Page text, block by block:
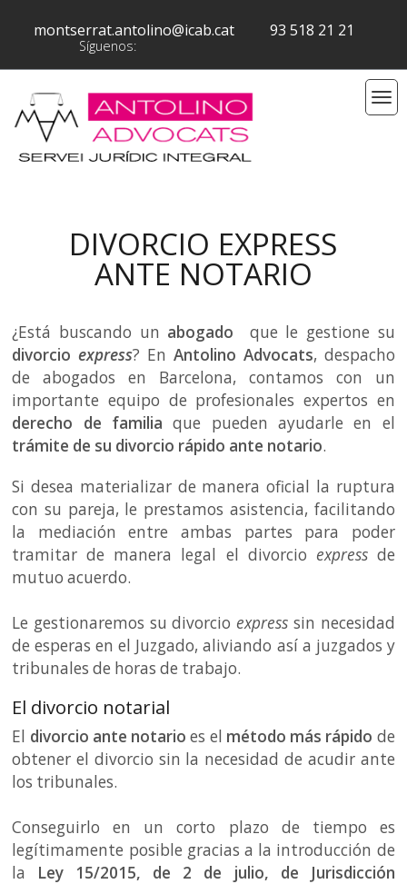
montserrat.antolino@icab.cat 93 518 21 21
Síguenos:
DIVORCIO EXPRESS
ANTE NOTARIO
¿Está buscando un abogado que le gestione su
divorcioexpress? En Antolino Advocats, despacho
de abogados en Barcelona, contamos con un
importante equipo de profesionales expertos en
derecho de familia que pueden ayudarle en el
trámite de su divorcio rápido ante notario.
Si desea materializar de manera oficial la ruptura
con su pareja, le prestamos asistencia, facilitando
la mediación entre ambas partes para poder
tramitar de manera legal el divorcio expressde
mutuo acuerdo.
Le gestionaremos su divorcio express sin necesidad
de esperas en el Juzgado, aliviando así a juzgados y
tribunales de horas de trabajo.
El divorcio notarial
El divorcio ante notario es el método más rápido de
obtener el divorcio sin la necesidad de acudir ante
los tribunales.
Conseguirlo en un corto plazo de tiempo es
legítimamente posible gracias a la introducción de
la Ley 15/2015, de 2 de julio, de Jurisdicción